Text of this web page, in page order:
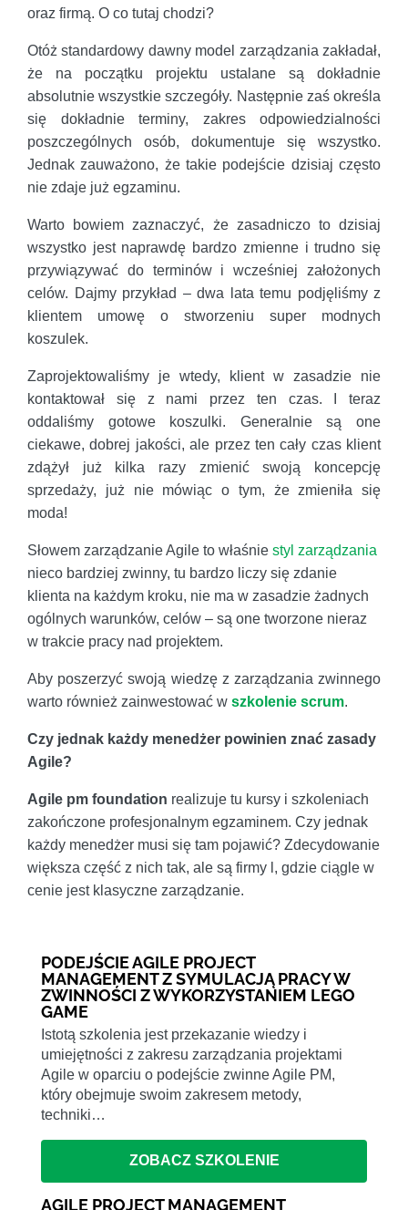
oraz firmą. O co tutaj chodzi?
Otóż standardowy dawny model zarządzania zakładał,
że na początku projektu ustalane są dokładnie
absolutnie wszystkie szczegóły. Następnie zaś określa
się dokładnie terminy, zakres odpowiedzialności
poszczególnych osób, dokumentuje się wszystko.
Jednak zauważono, że takie podejście dzisiaj często
nie zdaje już egzaminu.
Warto bowiem zaznaczyć, że zasadniczo to dzisiaj
wszystko jest naprawdę bardzo zmienne i trudno się
przywiązywać do terminów i wcześniej założonych
celów. Dajmy przykład – dwa lata temu podjęliśmy z
klientem umowę o stworzeniu super modnych
koszulek.
Zaprojektowaliśmy je wtedy, klient w zasadzie nie
kontaktował się z nami przez ten czas. I teraz
oddaliśmy gotowe koszulki. Generalnie są one
ciekawe, dobrej jakości, ale przez ten cały czas klient
zdążył już kilka razy zmienić swoją koncepcję
sprzedaży, już nie mówiąc o tym, że zmieniła się
moda!
Słowem zarządzanie Agile to właśnie styl zarządzania
nieco bardziej zwinny, tu bardzo liczy się zdanie
klienta na każdym kroku, nie ma w zasadzie żadnych
ogólnych warunków, celów – są one tworzone nieraz
w trakcie pracy nad projektem.
Aby poszerzyć swoją wiedzę z zarządzania zwinnego
warto również zainwestować w szkolenie scrum.
Czy jednak każdy menedżer powinien znać zasady
Agile?
Agile pm foundation realizuje tu kursy i szkoleniach
zakończone profesjonalnym egzaminem. Czy jednak
każdy menedżer musi się tam pojawić? Zdecydowanie
większa część z nich tak, ale są firmy l, gdzie ciągle w
cenie jest klasyczne zarządzanie.
PODEJŚCIE AGILE PROJECT
MANAGEMENT Z SYMULACJĄ PRACY W
ZWINNOŚCI Z WYKORZYSTANIEM LEGO
GAME
Istotą szkolenia jest przekazanie wiedzy i
umiejętności z zakresu zarządzania projektami
Agile w oparciu o podejście zwinne Agile PM,
który obejmuje swoim zakresem metody,
techniki…
ZOBACZ SZKOLENIE
AGILE PROJECT MANAGEMENT